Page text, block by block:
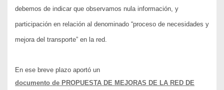
debemos de indicar que observamos nula información, y
participación en relación al denominado “proceso de necesidades y
mejora del transporte” en la red.
En ese breve plazo aportó un
documento de PROPUESTA DE MEJORAS DE LA RED DE